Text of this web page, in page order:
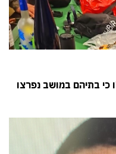
כי בתיהם במושב נפרצו